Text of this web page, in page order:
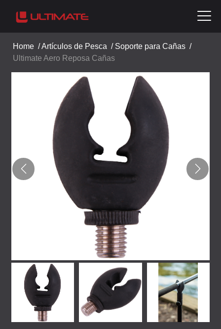
Home /Artículos de Pesca / Soporte para Cañas /
Ultimate Aero Reposa Cañas